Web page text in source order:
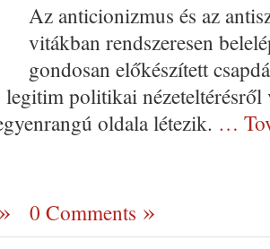
Az anticionizmus és az
vitákban rendszeresen
gondosan előkészített
politikai nézeteltérésről
oldala létezik. …
0 Comments